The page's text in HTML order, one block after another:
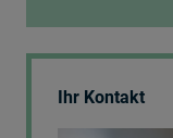
Ihr Kontakt